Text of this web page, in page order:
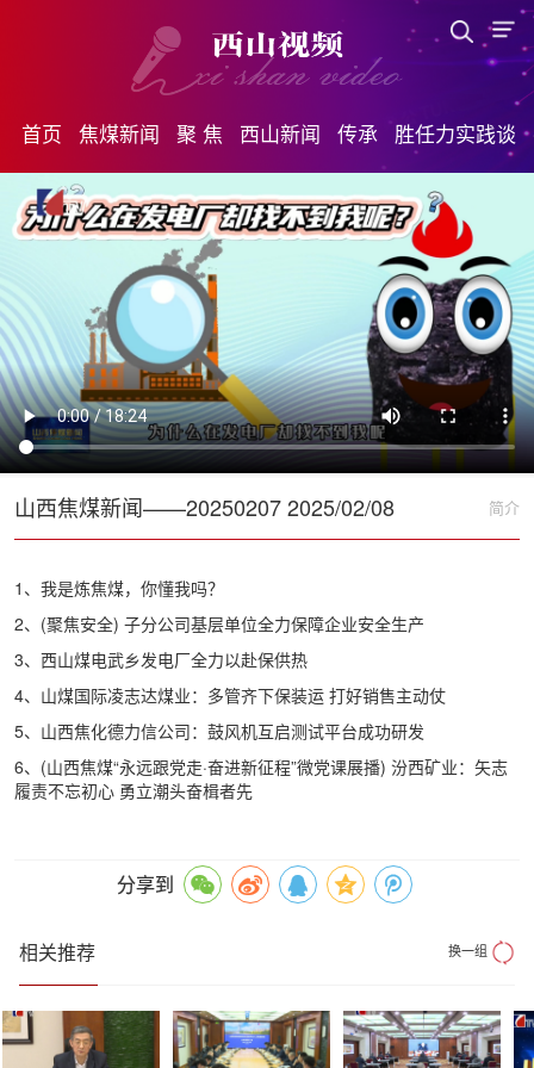
首页 焦煤新闻 聚 焦 西山新闻 传承 胜任力实践谈
山西焦煤新闻——20250207 2025/02/08 简介
分享到
1、我是炼焦煤，你懂我吗？
2、(聚焦安全) 子分公司基层单位全力保障企业安全生产
3、西山煤电武乡发电厂全力以赴保供热
4、山煤国际凌志达煤业：多管齐下保装运 打好销售主动仗
5、山西焦化德力信公司：鼓风机互启测试平台成功研发
6、(山西焦煤“永远跟党走·奋进新征程”微党课展播) 汾西矿业：矢志
履责不忘初心 勇立潮头奋楫者先
相关推荐 换一组